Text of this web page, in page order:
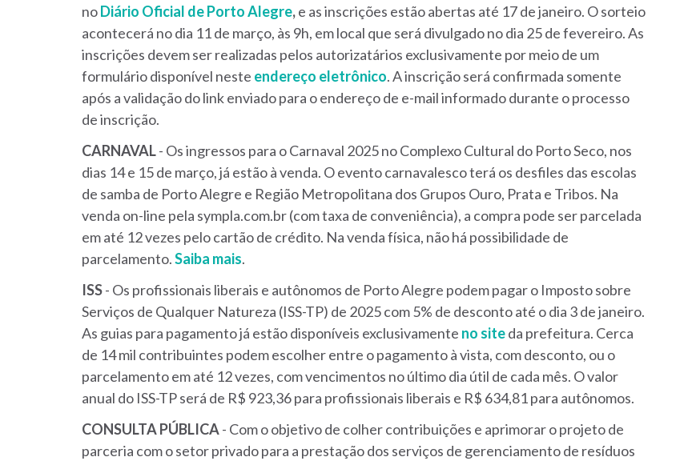
noDiário Oficial de Porto Alegre,e as inscrições estão abertas até 17 de janeiro. O sorteio
acontecerá no dia 11 de março, às 9h, em local que será divulgado no dia 25 de fevereiro. As
inscrições devem ser realizadas pelos autorizatários exclusivamente por meio de um
formulário disponível neste endereço eletrônico. A inscrição será confirmada somente
após a validação do link enviado para o endereço de e-mail informado durante o processo
de inscrição.
CARNAVAL- Os ingressos para o Carnaval 2025 no Complexo Cultural do Porto Seco, nos
dias 14 e 15 de março, já estão à venda. O evento carnavalesco terá os desfiles das escolas
de samba de Porto Alegre e Região Metropolitana dos Grupos Ouro, Prata e Tribos. Na
venda on-line pela sympla.com.br (com taxa de conveniência), a compra pode ser parcelada
em até 12 vezes pelo cartão de crédito. Na venda física, não há possibilidade de
parcelamento.Saiba mais.
ISS- Os profissionais liberais e autônomos de Porto Alegre podem pagar o Imposto sobre
Serviços de Qualquer Natureza (ISS-TP) de 2025 com 5% de desconto até o dia 3 de janeiro.
As guias para pagamento já estão disponíveis exclusivamente no siteda prefeitura. Cerca
de 14 mil contribuintes podem escolher entre o pagamento à vista, com desconto, ou o
parcelamento em até 12 vezes, com vencimentos no último dia útil de cada mês. O valor
anual do ISS-TP será de R$ 923,36 para profissionais liberais e R$ 634,81 para autônomos.
CONSULTAPÚBLICA- Com o objetivo de colher contribuições e aprimorar o projeto de
parceria com o setor privado para a prestação dos serviços de gerenciamento de resíduos